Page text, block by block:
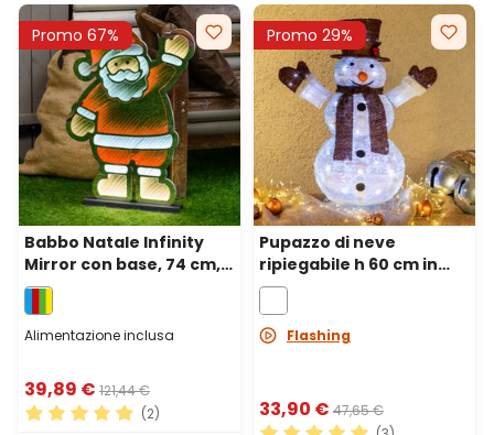
Promo 67%
Babbo Natale Infinity
Mirror con base, 74 cm,
led multicolor
Alimentazione inclusa
39,89 € 121,44 €
(2)
Promo 29%
Pupazzo di neve
ripiegabile h 60 cm in
tessuto sintetico, 60 led
bianco freddo
Flashing
33,90 € 47,65 €